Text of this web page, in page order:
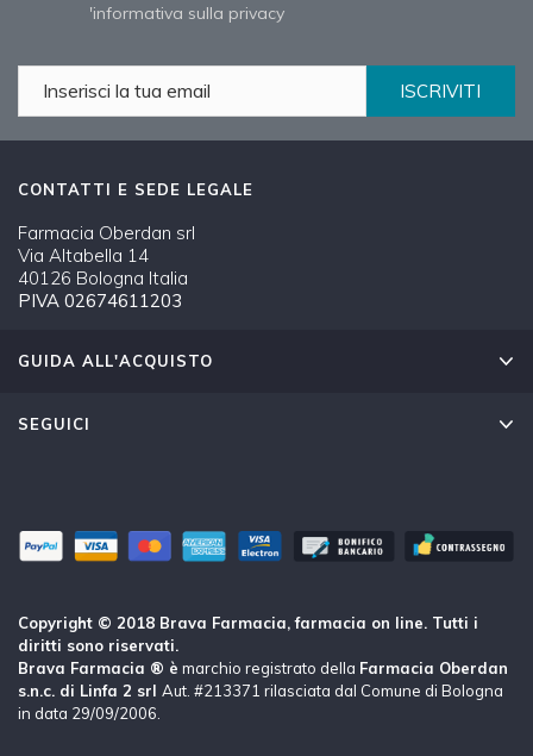
'informativa sulla privacy
ISCRIVITI
CONTATTI E SEDE LEGALE
Farmacia Oberdan srl
Via Altabella 14
40126 Bologna Italia
PIVA 02674611203
GUIDA ALL'ACQUISTO
SEGUICI
Copyright © 2018 Brava Farmacia, farmacia on line. Tutti i
diritti sono riservati.
Brava Farmacia ® è marchio registrato della Farmacia Oberdan
s.n.c. di Linfa 2 srl Aut. #213371 rilasciata dal Comune di Bologna
in data 29/09/2006.